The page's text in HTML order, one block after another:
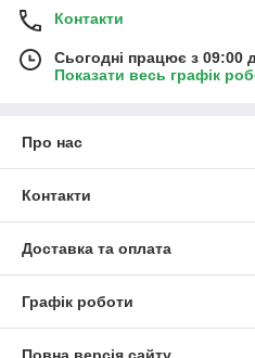
Контакти
Сьогодні працює з 09:00
Показати весь графік
Про нас
Контакти
Доставка та оплата
Графік роботи